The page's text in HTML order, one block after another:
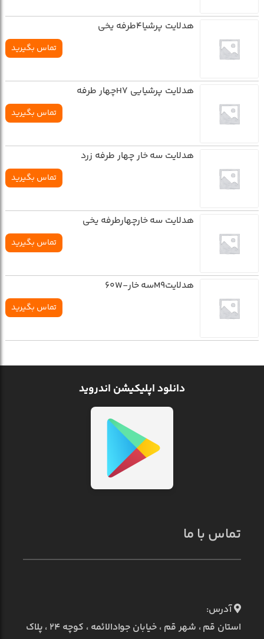
هدلایت پرشیا4طرفه یخی
تماس بگیرید
هدلایت پرشیایی H7چهار طرفه
تماس بگیرید
هدلایت سه خار چهار طرفه زرد
تماس بگیرید
هدلایت سه خارچهارطرفه یخی
تماس بگیرید
هدلایتM9سه خار-60W
تماس بگیرید
دانلود اپلیکیشن اندروید
تماس با ما
آدرس:
استان قم ، شهر قم ، خیابان جوادالائمه ، کوچه ۲۴ ، پلاک